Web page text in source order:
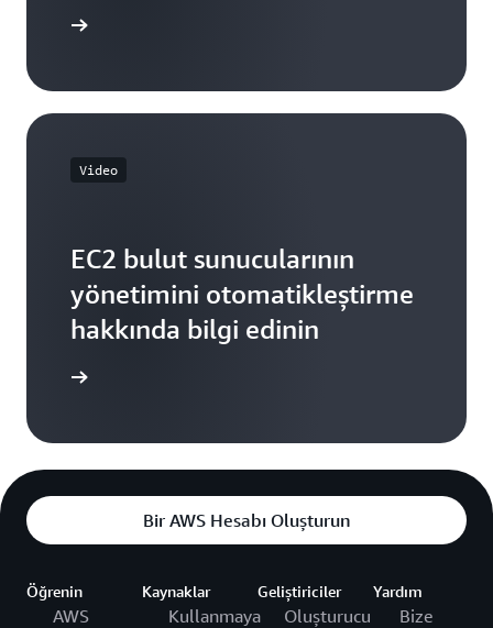
Video
EC2 bulut sunucularının
yönetimini otomatikleştirme
hakkında bilgi edinin
Bir AWS Hesabı Oluşturun
Öğrenin
AWS
Kaynaklar
Kullanmaya
Geliştiriciler
Oluşturucu
Yardım
Bize